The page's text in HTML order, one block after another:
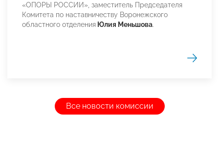
«ОПОРЫ РОССИИ», заместитель Председателя
Комитета по наставничеству Воронежского
областного отделения Юлия Меньшова.
Все новости комиссии